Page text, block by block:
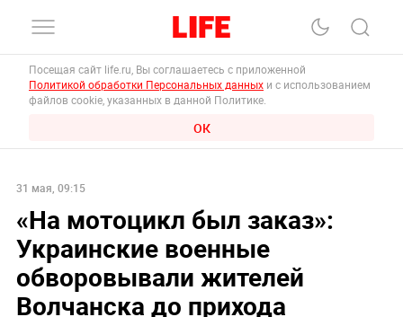
Посещая сайт life.ru, Вы соглашаетесь с приложенной
Политикой обработки Персональных данных и с использованием
файлов cookie, указанных в данной Политике.
ОК
31 мая, 09:15
«На мотоцикл был заказ»:
Украинские военные
обворовывали жителей
Волчанска до прихода